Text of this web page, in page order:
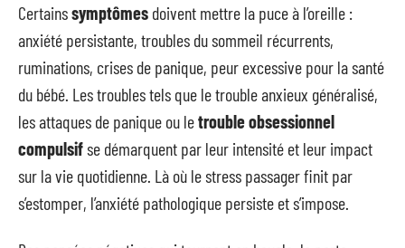
Certainssymptômes doivent mettre la puce à l’oreille :
anxiété persistante, troubles du sommeil récurrents,
ruminations, crises de panique, peur excessive pour la santé
du bébé. Les troubles tels que le trouble anxieux généralisé,
les attaques de panique ou letrouble obsessionnel
compulsifse démarquent par leur intensité et leur impact
sur la vie quotidienne. Là où le stress passager finit par
s’estomper, l’anxiété pathologique persiste et s’impose.